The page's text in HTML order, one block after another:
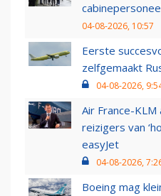
04-08-2026, 10:57
Eerste
zelfgemaakt
04-08-2026,
Air France-
reizigers van
easyJet
04-08-2026,
Boeing mag